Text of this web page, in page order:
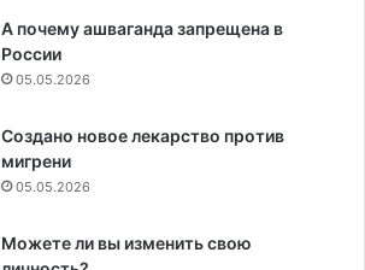
А почему ашваганда запрещена в
России
05.05.2026
Создано новое лекарство против
мигрени
05.05.2026
Можете ли вы изменить свою